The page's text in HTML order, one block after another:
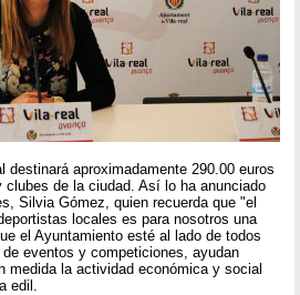
destinará aproximadamente 290.00 euros
de la ciudad. Así lo ha anunciado
Silvia Gómez, quien recuerda que "el
locales es para nosotros una
el Ayuntamiento esté al lado de todos
eventos y competiciones, ayudan
medida la actividad económica y social
edil.